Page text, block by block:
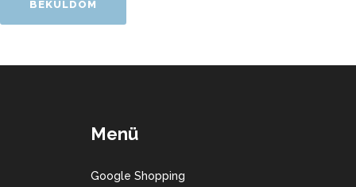
Menü
Google Shopping